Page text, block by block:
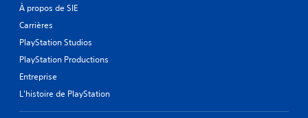
À propos de SIE
Carrières
PlayStation Studios
PlayStation Productions
Entreprise
L'histoire de PlayStation